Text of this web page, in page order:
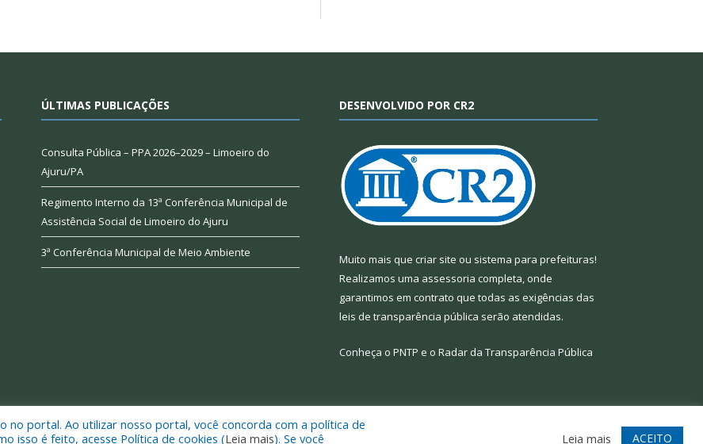
ÚLTIMAS PUBLICAÇÕES
Consulta Pública – PPA 2026–2029 – Limoeiro do
Ajuru/PA
Regimento Interno da 13ª Conferência Municipal de
Assistência Social de Limoeiro do Ajuru
3ª Conferência Municipal de Meio Ambiente
DESENVOLVIDO POR CR2
Muito mais que criar site ou sistema para prefeituras!
Realizamos uma assessoria completa, onde
garantimos em contrato que todas as exigências das
leis de transparência pública serão atendidas.
Conheça o PNTP e o Radar da Transparência Pública
Limoeiro do Ajuru. Mapa do Site Acessar Webmail
no portal. Ao utilizar nosso portal, você concorda com a política de
isso é feito, acesse Política de cookies (Leia mais). Se você Leia mais ACEITO